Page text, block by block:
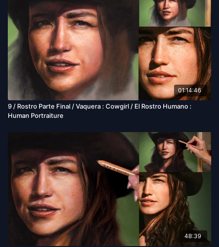
01:14:46
9 / Rostro Parte Final / Vaquera : Cowgirl / El Rostro Humano :
Human Portraiture
48:39